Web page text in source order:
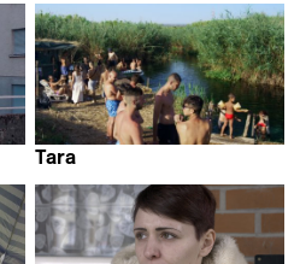
Tara
Francesca Bertin